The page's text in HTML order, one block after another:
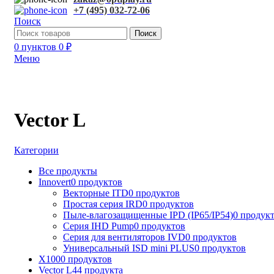
+7 (495) 032-72-06
Поиск
Поиск
0 пунктов 0 ₽
Меню
Vector L
Категории
Все продукты
Innovert0 продуктов
Векторные ITD0 продуктов
Простая серия IRD0 продуктов
Пыле-влагозащищенные IPD (IP65/IP54)0
Серия IHD Pump0 продуктов
Серия для вентиляторов IVD0 продуктов
Универсальный ISD mini PLUS0 продуктов
X1000 продуктов
Vector L44 продукта